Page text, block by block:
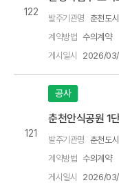
122
발주기관명 춘천도
계약방법 수의계약
게시일시
2026/03/
121
공사
춘천안식공원 1
발주기관명 춘천도
계약방법 수의계약
게시일시
2026/